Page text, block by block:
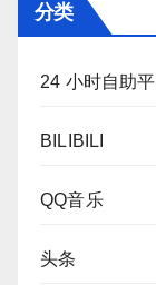
分类
24 小时自助
BILIBILI
QQ音乐
头条